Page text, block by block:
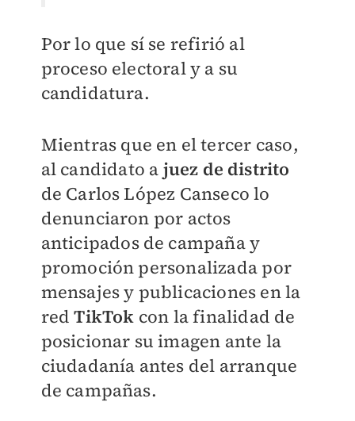
Por lo que sí se refirió al
proceso electoral y a su
candidatura.
Mientras que en el tercer caso,
al candidato a juez de distrito
de Carlos López Canseco lo
denunciaron por actos
anticipados de campaña y
promoción personalizada por
mensajes y publicaciones en la
redTikTok con la finalidad de
posicionar su imagen ante la
ciudadanía antes del arranque
de campañas.